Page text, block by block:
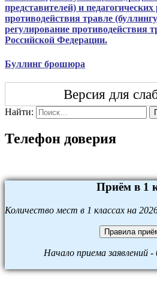
представителей) и
противодействия травле
регулирование противодействия
Российской Федерации.
Буллинг брошюра
Версия для
Найти:
Телефон доверия
Приём в 1
Количество мест в 1 классах на
Правила
Начало приема заявлений -